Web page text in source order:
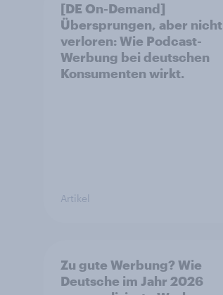
[DE On-Demand]
Übersprungen, aber nicht
verloren: Wie Podcast-
Werbung bei deutschen
Konsumenten wirkt.
Artikel
Zu gute Werbung? Wie
Deutsche im Jahr 2026